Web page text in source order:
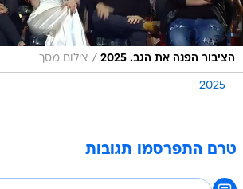
הציבור הפנה את הגב. 2025 / צילום מסך
2025
טרם התפרסמו תגובות